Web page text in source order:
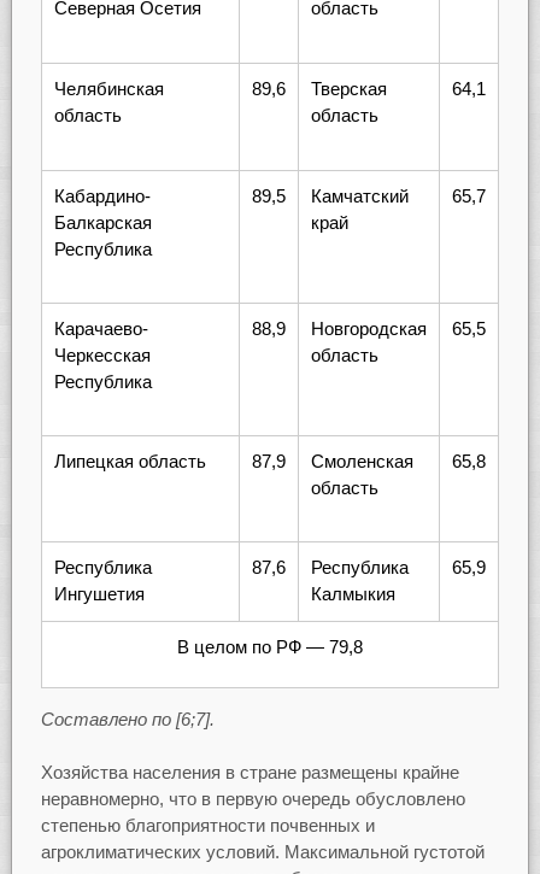
Северная Осетия область
Челябинская
область
89,6
Тверская
область
64,1
Кабардино-
Балкарская
Республика
89,5
Камчатский
край
65,7
Карачаево-
Черкесская
Республика
88,9
Новгородская
область
65,5
Липецкая область 87,9
Смоленская
область
65,8
Республика
Ингушетия
87,6
Республика
Калмыкия
65,9
В целом по РФ — 79,8
Составлено по [6;7].
Хозяйства населения в стране размещены крайне
неравномерно, что в первую очередь обусловлено
степенью благоприятности почвенных и
агроклиматических условий. Максимальной густотой